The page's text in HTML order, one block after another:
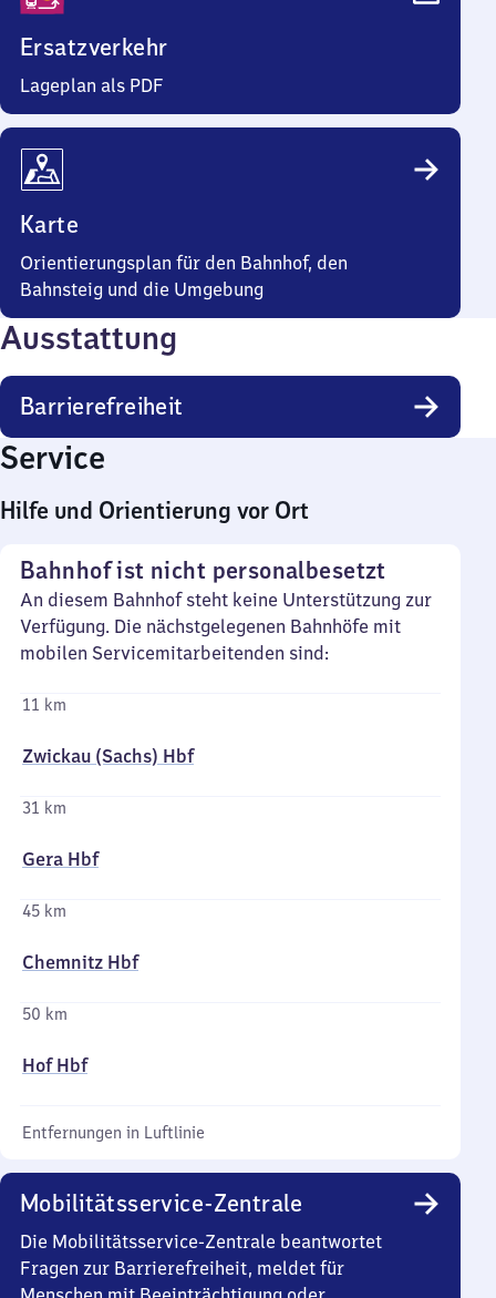
Ersatzverkehr
Lageplan als PDF
Karte
Orientierungsplan für den Bahnhof, den
Bahnsteig und die Umgebung
Ausstattung
Barrierefreiheit
Service
Hilfe und Orientierung vor Ort
Bahnhof ist nicht personalbesetzt
An diesem Bahnhof steht keine Unterstützung zur
Verfügung. Die nächstgelegenen Bahnhöfe mit
mobilen Servicemitarbeitenden sind:
11 km
Zwickau (Sachs) Hbf
31 km
Gera Hbf
45 km
Chemnitz Hbf
50 km
Hof Hbf
Entfernungen in Luftlinie
Mobilitätsservice-Zentrale
Die Mobilitätsservice-Zentrale beantwortet
Fragen zur Barrierefreiheit, meldet für